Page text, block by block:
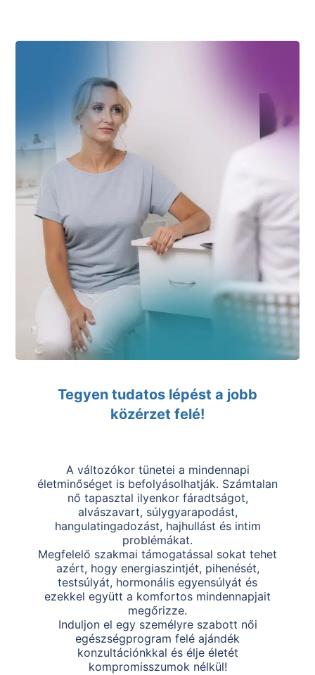
Tegyen tudatos lépést a jobb
közérzet felé!
A változókor tünetei a mindennapi
életminőséget is befolyásolhatják. Számtalan
nő tapasztal ilyenkor fáradtságot,
alvászavart, súlygyarapodást,
hangulatingadozást, hajhullást és intim
problémákat.
Megfelelő szakmai támogatással sokat tehet
azért, hogy energiaszintjét, pihenését,
testsúlyát, hormonális egyensúlyát és
ezekkel együtt a komfortos mindennapjait
megőrizze.
Induljon el egy személyre szabott női
egészségprogram felé ajándék
konzultációnkkal és élje életét
kompromisszumok nélkül!